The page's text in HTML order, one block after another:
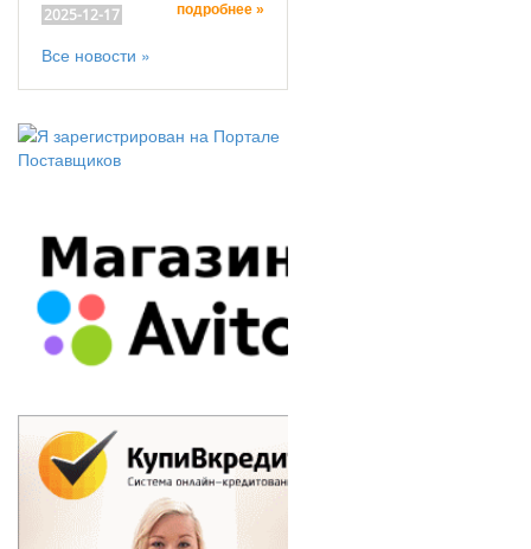
2025-12-17 подробнее »
Все новости »